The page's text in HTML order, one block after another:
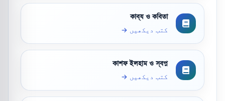
কাব্য ও কবিতা
کتب دیکھیں →
কাশফ ইলহাম ও স্বপ্ন
کتب دیکھیں →